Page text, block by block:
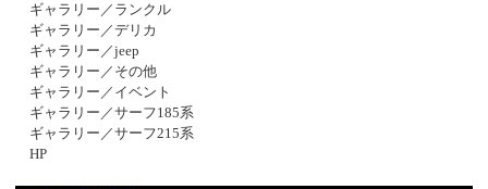
ギャラリー／ランクル
ギャラリー／デリカ
ギャラリー／jeep
ギャラリー／その他
ギャラリー／イベント
ギャラリー／サーフ185系
ギャラリー／サーフ215系
HP